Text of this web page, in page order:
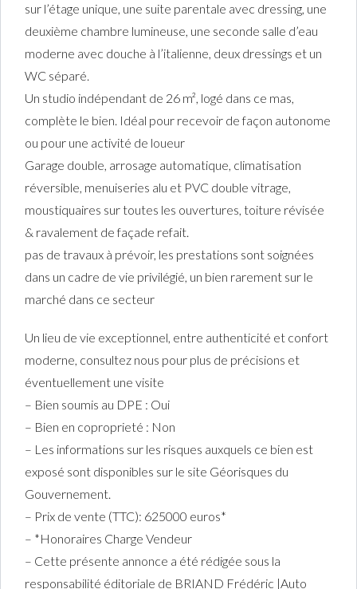
sur l’étage unique, une suite parentale avec dressing, une
deuxième chambre lumineuse, une seconde salle d’eau
moderne avec douche à l’italienne, deux dressings et un
WC séparé.
Un studio indépendant de 26 m², logé dans ce mas,
complète le bien. Idéal pour recevoir de façon autonome
ou pour une activité de loueur
Garage double, arrosage automatique, climatisation
réversible, menuiseries alu et PVC double vitrage,
moustiquaires sur toutes les ouvertures, toiture révisée
& ravalement de façade refait.
pas de travaux à prévoir, les prestations sont soignées
dans un cadre de vie privilégié, un bien rarement sur le
marché dans ce secteur
Un lieu de vie exceptionnel, entre authenticité et confort
moderne, consultez nous pour plus de précisions et
éventuellement une visite
– Bien soumis au DPE : Oui
– Bien en coproprieté : Non
– Les informations sur les risques auxquels ce bien est
exposé sont disponibles sur le site Géorisques du
Gouvernement.
– Prix de vente (TTC): 625000 euros*
– *Honoraires Charge Vendeur
– Cette présente annonce a été rédigée sous la
responsabilité éditoriale de BRIAND Frédéric |Auto